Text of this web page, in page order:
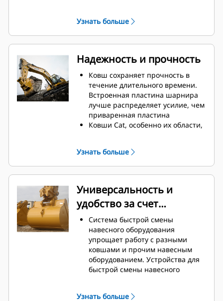
радиусом позволяет улучшить
поток материала в ковш.
Дополнительный зазор в области
часть ковша не цепляется за
грунт, что снижает затраты на
техническое обслуживание.
Расход топлива достигает
максимального значения во
время копания. Ковши Cat
предназначены для быстрой
машины.
Загружайте больше материала за
меньшее время. Форма ковша и
удержание в ковше максимально
возможного объема материала
Узнать больше
Надежность и прочность
Ковш сохраняет прочность в
течение длительного времени.
Встроенная пластина шарнира
лучше распределяет усилие, чем
приваренная пластина
Ковши Cat, особенно их области,
высокопрочной износостойкой
стали
Защитите наиболее
ковша, которые активнее всего
контактируют с материалом, при
помощи оснастки для
землеройных орудий Cat (GET).
Повышенная
производительность в
требовательных условиях
выполнения работ, более легкое
проникновение в пласт и
продолжительность циклов —
Узнать больше
Универсальность и
удобство за счет
устройств для быстрой
смены навесного
оборудования
Система быстрой смены
навесного оборудования
упрощает работу с разными
ковшами и прочим навесным
оборудованием. Устройства для
быстрой смены навесного
Узнать больше